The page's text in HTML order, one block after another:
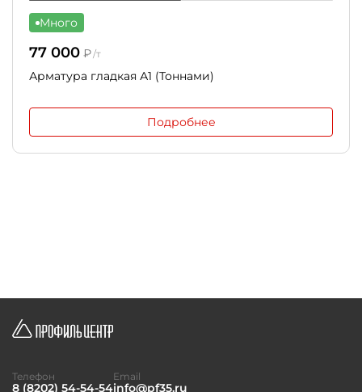
Много
77 000 ₽/т
Арматура гладкая А1 (Тоннами)
Подробнее
Телефон
8 (8202) 54-54-54
Email
info@pf35.ru